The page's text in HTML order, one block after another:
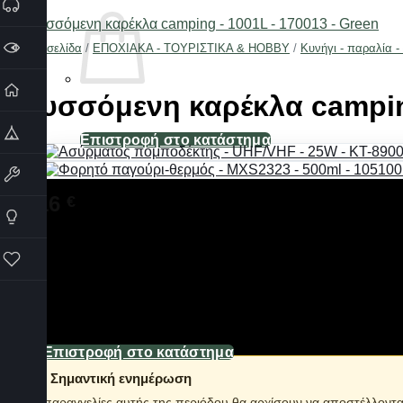
Επιστροφή στο κατάστημα
Επιστροφή στο κατάστημα
Αρχική σελίδα / ΕΠΟΧΙΑΚΑ - ΤΟΥΡΙΣΤΙΚΑ & HOBBY / Κυνήγι - παραλία
Πτυσσόμενη καρέκλα
11,16
Πτυσσόμενη καρέκλα camping, με ανθεκτικό, αδιάβροχο
Σημαντική ενημέρωση